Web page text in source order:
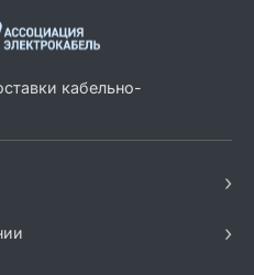
кабельно-
›
›